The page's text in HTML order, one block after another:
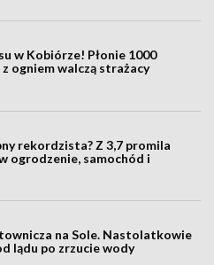
w Kobiórze! Płonie 1000
ogniem walczą strażacy
rekordzista? Z 3,7 promila
ogrodzenie, samochód i
na Sole. Nastolatkowie
lądu po zrzucie wody